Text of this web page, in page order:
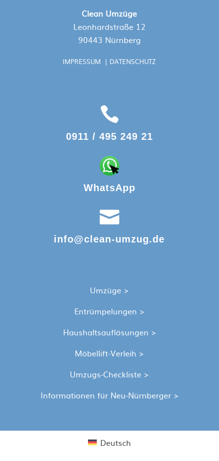
Clean Umzüge
Leonhardstraße 12
90443 Nürnberg
IMPRESSUM | DATENSCHUTZ

0911 / 495 249 21
WhatsApp

info@clean-umzug.de
Umzüge >
Entrümpelungen >
Haushaltsauflösungen >
Möbellift-Verleih >
Umzugs-Checkliste >
Informationen für Neu-Nürnberger >
Deutsch